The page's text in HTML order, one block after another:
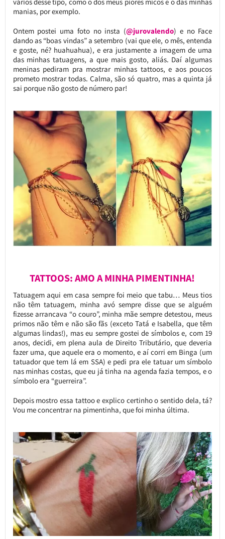
manias, por exemplo.
Ontem postei uma foto no insta (@jurovalendo) e no Face
dando as “boas vindas” a setembro (vai que ele, o mês, entenda
e goste, né? huahuahua), e era justamente a imagem de uma
das minhas tatuagens, a que mais gosto, aliás. Daí algumas
meninas pediram pra mostrar minhas tattoos, e aos poucos
prometo mostrar todas. Calma, são só quatro, mas a quinta já
sai porque não gosto de número par!
TATTOOS: AMO A MINHA PIMENTINHA!
Tatuagem aqui em casa sempre foi meio que tabu… Meus tios
não têm tatuagem, minha avó sempre disse que se alguém
fizesse arrancava “o couro”, minha mãe sempre detestou, meus
primos não têm e não são fãs (exceto Tatá e Isabella, que têm
algumas lindas!), mas eu sempre gostei de símbolos e, com 19
anos, decidi, em plena aula de Direito Tributário, que deveria
fazer uma, que aquele era o momento, e aí corri em Binga (um
tatuador que tem lá em SSA) e pedi pra ele tatuar um símbolo
nas minhas costas, que eu já tinha na agenda fazia tempos, e o
símbolo era “guerreira”.
Depois mostro essa tattoo e explico certinho o sentido dela, tá?
Vou me concentrar na pimentinha, que foi minha última.